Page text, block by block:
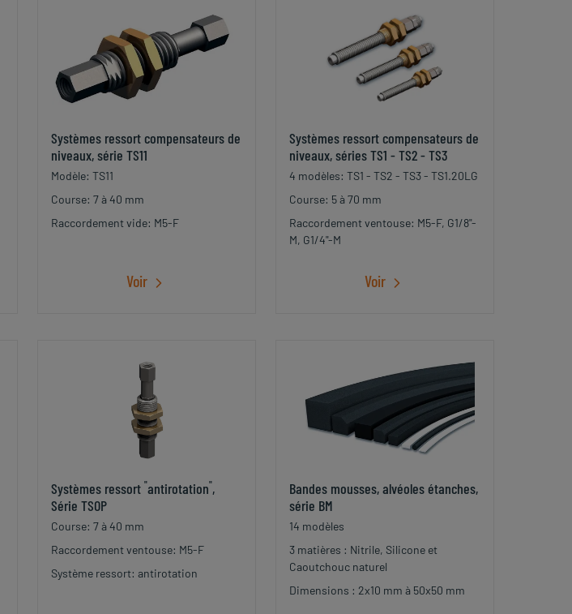
Systèmes ressort compensateurs de
niveaux, série TS11
Modèle: TS11
Course: 7 à 40 mm
Raccordement vide: M5-F
Voir
Systèmes ressort compensateurs de
niveaux, séries TS1 - TS2 - TS3
4 modèles: TS1 - TS2 - TS3 - TS1.20LG
Course: 5 à 70 mm
Raccordement ventouse: M5-F, G1/8"-
M, G1/4"-M
Voir
Systèmes ressort "antirotation",
Série TSOP
Course: 7 à 40 mm
Raccordement ventouse: M5-F
Système ressort: antirotation
Bandes mousses, alvéoles étanches,
série BM
14 modèles
3 matières : Nitrile, Silicone et
Caoutchouc naturel
Dimensions : 2x10 mm à 50x50 mm